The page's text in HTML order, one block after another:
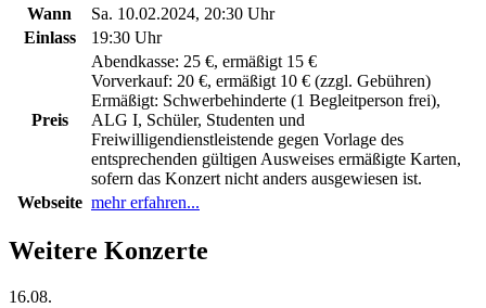
Wann
Sa. 10.02.2024, 20:30 Uhr
Einlass
19:30 Uhr
Preis
Abendkasse: 25 €, ermäßigt 15 €
Vorverkauf: 20 €, ermäßigt 10 € (zzgl. Gebühren)
Ermäßigt: Schwerbehinderte (1 Begleitperson frei),
ALG I, Schüler, Studenten und
Freiwilligendienstleistende gegen Vorlage des
entsprechenden gültigen Ausweises ermäßigte Karten,
sofern das Konzert nicht anders ausgewiesen ist.
Webseite mehr erfahren...
Weitere Konzerte
16.08.